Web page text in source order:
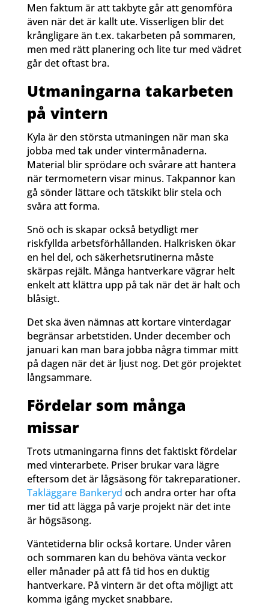
Men faktum är att takbyte går att genomföra
även när det är kallt ute. Visserligen blir det
krångligare än t.ex. takarbeten på sommaren,
men med rätt planering och lite tur med vädret
går det oftast bra.
Utmaningarna takarbeten
på vintern
Kyla är den största utmaningen när man ska
jobba med tak under vintermånaderna.
Material blir sprödare och svårare att hantera
när termometern visar minus. Takpannor kan
gå sönder lättare och tätskikt blir stela och
svåra att forma.
Snö och is skapar också betydligt mer
riskfyllda arbetsförhållanden. Halkrisken ökar
en hel del, och säkerhetsrutinerna måste
skärpas rejält. Många hantverkare vägrar helt
enkelt att klättra upp på tak när det är halt och
blåsigt.
Det ska även nämnas att kortare vinterdagar
begränsar arbetstiden. Under december och
januari kan man bara jobba några timmar mitt
på dagen när det är ljust nog. Det gör projektet
långsammare.
Fördelar som många
missar
Trots utmaningarna finns det faktiskt fördelar
med vinterarbete. Priser brukar vara lägre
eftersom det är lågsäsong för takreparationer.
Takläggare Bankeryd och andra orter har ofta
mer tid att lägga på varje projekt när det inte
är högsäsong.
Väntetiderna blir också kortare. Under våren
och sommaren kan du behöva vänta veckor
eller månader på att få tid hos en duktig
hantverkare. På vintern är det ofta möjligt att
komma igång mycket snabbare.